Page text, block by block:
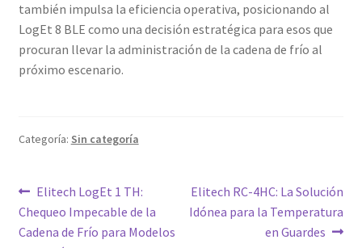
también impulsa la eficiencia operativa, posicionando al
LogEt 8 BLE como una decisión estratégica para esos que
procuran llevar la administración de la cadena de frío al
próximo escenario.
Categoría: Sin categoría
Navegación
de
Entrada
anterior:
Elitech LogEt 1 TH:
Chequeo Impecable de la
Cadena de Frío para Modelos
Siguiente
entrada:
Elitech RC-4HC: La Solución
Idónea para la Temperatura
en Guardes